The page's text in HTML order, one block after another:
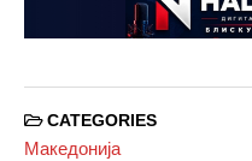
CATEGORIES
Македонија